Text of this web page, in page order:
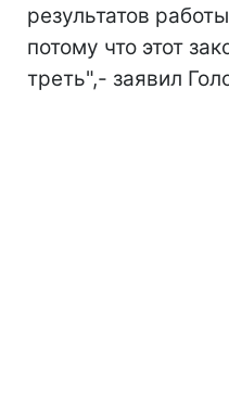
результатов
потому что этот
треть",- заявил